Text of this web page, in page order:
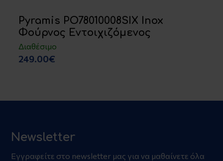
Pyramis PO78010008SIX Inox
Φούρνος Εντοιχιζόμενος
Διαθέσιμο
249.00€
Newsletter
Εγγραφείτε στο newsletter μας για να μαθαίνετε όλα